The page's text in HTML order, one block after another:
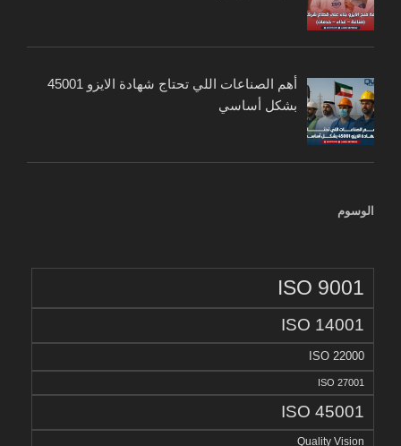
أهم الصناعات اللي تحتاج شهادة الايزو 45001
بشكل أساسي
الوسوم
ISO 9001
ISO 14001
ISO 22000
ISO 27001
ISO 45001
Quality Vision